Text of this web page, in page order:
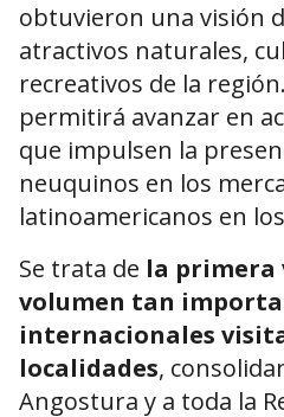
obtuvieron una visión
atractivos naturales,
recreativos de la
permitirá avanzar en
que impulsen la
neuquinos en los
latinoamericanos en
Se trata de la primera
volumen tan
internacionales
localidades,
Angostura y a toda la